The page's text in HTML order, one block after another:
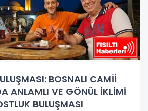
BOSNALI CAMİİ
ANLAMLI VE GÖNÜL İKLİMİ
BULUŞMASI